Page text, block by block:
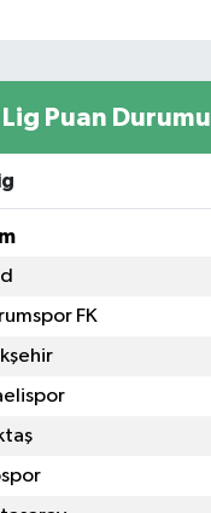
Puan Durumu
FK